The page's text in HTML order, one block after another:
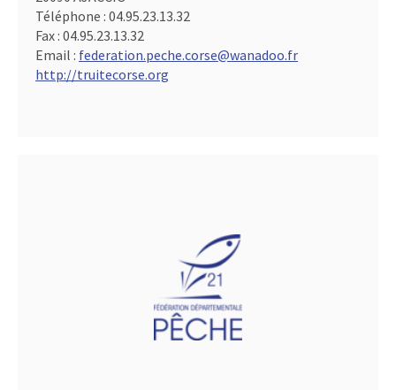
Téléphone : 04.95.23.13.32
Fax : 04.95.23.13.32
Email : federation.peche.corse@wanadoo.fr
http://truitecorse.org